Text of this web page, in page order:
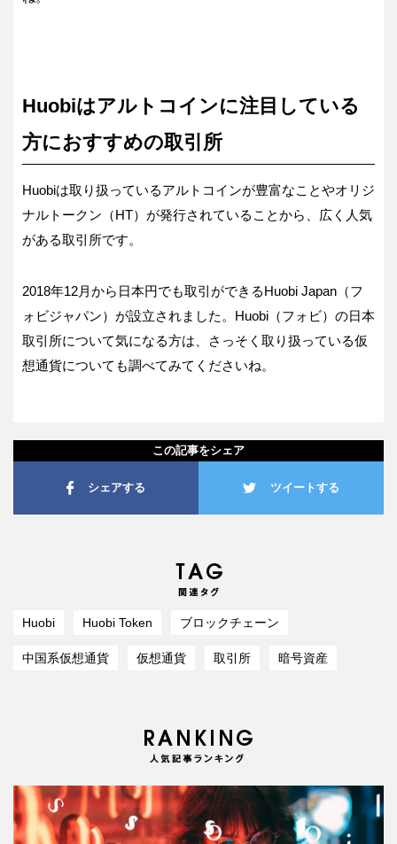
Huobiはアルトコインに注目している
方におすすめの取引所
Huobiは取り扱っているアルトコインが豊富なことやオリジ
ナルトークン（HT）が発行されていることから、広く人気
がある取引所です。
2018年12月から日本円でも取引ができるHuobi Japan（フ
ォビジャパン）が設立されました。Huobi（フォビ）の日本
取引所について気になる方は、さっそく取り扱っている仮
想通貨についても調べてみてくださいね。
この記事をシェア
シェアする ツイートする
Huobi Huobi Token ブロックチェーン
中国系仮想通貨 仮想通貨 取引所 暗号資産